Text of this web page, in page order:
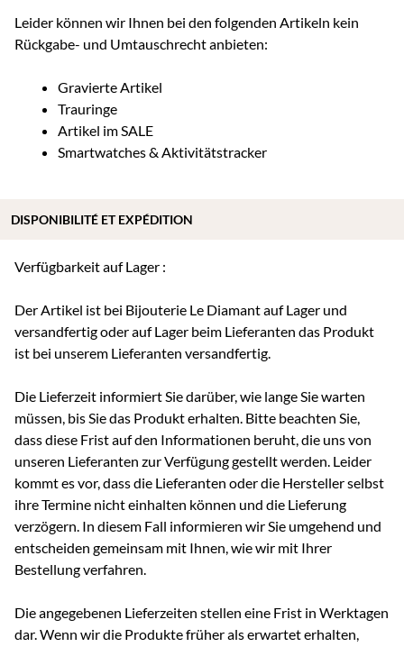
Leider können wir Ihnen bei den folgenden Artikeln kein
Rückgabe- und Umtauschrecht anbieten:
Gravierte Artikel
Trauringe
Artikel im SALE
Smartwatches & Aktivitätstracker
Verfügbarkeit auf Lager :
Der Artikel ist bei Bijouterie Le Diamant auf Lager und
versandfertig oder auf Lager beim Lieferanten das Produkt
ist bei unserem Lieferanten versandfertig.
Die Lieferzeit informiert Sie darüber, wie lange Sie warten
müssen, bis Sie das Produkt erhalten. Bitte beachten Sie,
dass diese Frist auf den Informationen beruht, die uns von
unseren Lieferanten zur Verfügung gestellt werden. Leider
kommt es vor, dass die Lieferanten oder die Hersteller selbst
ihre Termine nicht einhalten können und die Lieferung
verzögern. In diesem Fall informieren wir Sie umgehend und
entscheiden gemeinsam mit Ihnen, wie wir mit Ihrer
Bestellung verfahren.
Die angegebenen Lieferzeiten stellen eine Frist in Werktagen
dar. Wenn wir die Produkte früher als erwartet erhalten,
DISPONIBILITÉ ET EXPÉDITION